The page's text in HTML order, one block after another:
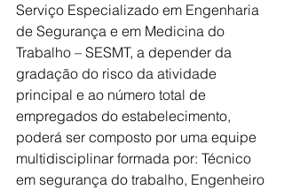
Serviço Especializado em Engenharia
de Segurança e em Medicina do
Trabalho – SESMT, a depender da
gradação do risco da atividade
principal e ao número total de
empregados do estabelecimento,
poderá ser composto por uma equipe
multidisciplinar formada por: Técnico
em segurança do trabalho, Engenheiro